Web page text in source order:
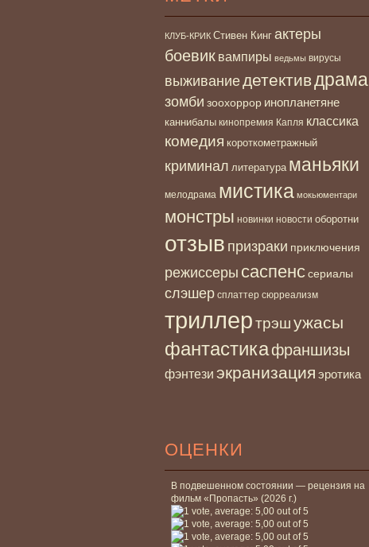
КЛУБ-КРИК Стивен Кинг актеры
боевик вампиры ведьмы вирусы
выживаниедетективдрама
зомби зоохоррор инопланетяне
каннибалы кинопремия Капля классика
комедия короткометражный
криминал литература маньяки
мелодрама мистика мокьюментари
монстры новинки новости оборотни
отзыв призраки приключения
режиссеры саспенссериалы
слэшер сплаттер сюрреализм
триллертрэшужасы
фантастикафраншизы
фэнтези экранизация эротика
ОЦЕНКИ
В подвешенном состоянии — рецензия на
фильм «Пропасть» (2026 г.)